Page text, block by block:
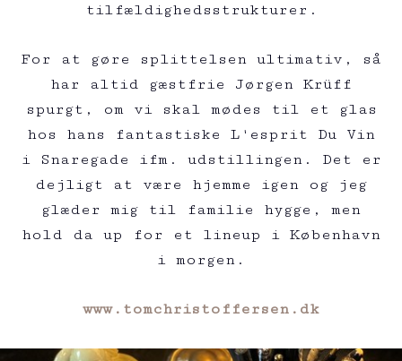
tilfældighedsstrukturer.
For at gøre splittelsen ultimativ, så
har altid gæstfrie Jørgen Krüff
spurgt, om vi skal mødes til et glas
hos hans fantastiske L'esprit Du Vin
i Snaregade ifm. udstillingen. Det er
dejligt at være hjemme igen og jeg
glæder mig til familie hygge, men
hold da up for et lineup i København
i morgen.
www.tomchristoffersen.dk